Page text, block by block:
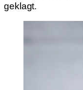
geklagt.